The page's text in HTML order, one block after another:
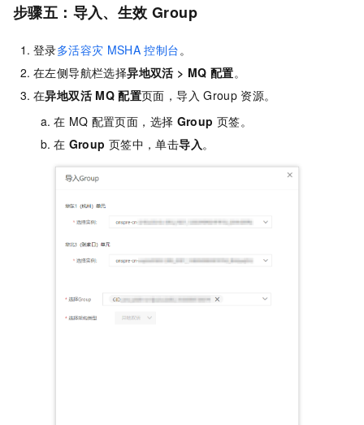
步骤五：导入、生效 Group
登录多活容灾 MSHA 控制台 。
在左侧导航栏选择异地双活 > MQ 配置。
在异地双活 MQ 配置页面，导入 Group 资源。
在 MQ 配置页面，选择 Group 页签。
在 Group 页签中，单击导入 。